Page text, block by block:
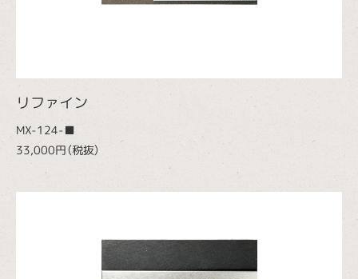
リファイン
MX-124-■
33,000円（税抜）